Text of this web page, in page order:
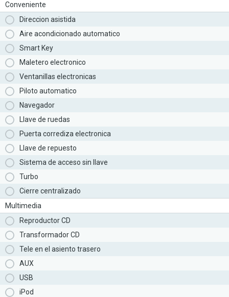
Conveniente
Direccion asistida
Aire acondicionado automatico
Smart Key
Maletero electronico
Ventanillas electronicas
Piloto automatico
Navegador
Llave de ruedas
Puerta corrediza electronica
Llave de repuesto
Sistema de acceso sin llave
Turbo
Cierre centralizado
Multimedia
Reproductor CD
Transformador CD
Tele en el asiento trasero
AUX
USB
iPod